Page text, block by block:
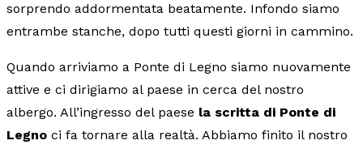
sorprendo addormentata beatamente. Infondo siamo
entrambe stanche, dopo tutti questi giorni in cammino.
Quando arriviamo a Ponte di Legno siamo nuovamente
attive e ci dirigiamo al paese in cerca del nostro
albergo. All’ingresso del paese la scritta di Ponte di
Legno ci fa tornare alla realtà. Abbiamo finito il nostro